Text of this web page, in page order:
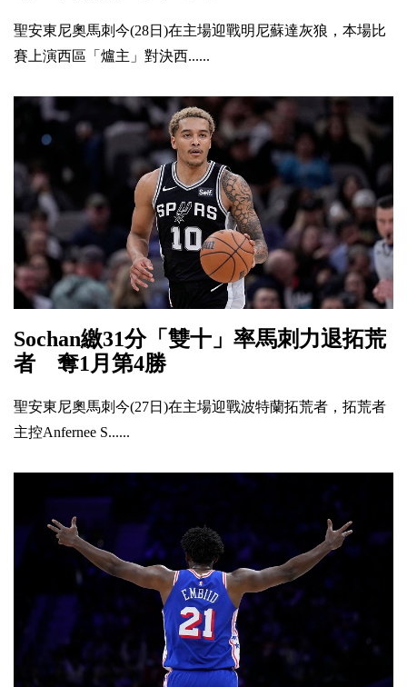
聖安東尼奧馬刺今(28日)在主場迎戰明尼蘇達灰狼，本場比
賽上演西區「爐主」對決西......
Sochan繳31分「雙十」率馬刺力退拓荒
者 奪1月第4勝
聖安東尼奧馬刺今(27日)在主場迎戰波特蘭拓荒者，拓荒者
主控Anfernee S......